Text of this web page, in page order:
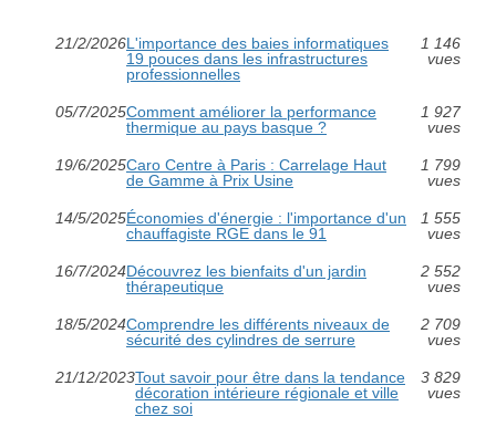
21/2/2026L'importance des baies informatiques
19 pouces dans les infrastructures
professionnelles
1 146
vues
05/7/2025Comment améliorer la performance
thermique au pays basque ?
1 927
vues
19/6/2025Caro Centre à Paris : Carrelage Haut
de Gamme à Prix Usine
1 799
vues
14/5/2025Économies d'énergie : l'importance d'un
chauffagiste RGE dans le 91
1 555
vues
16/7/2024Découvrez les bienfaits d'un jardin
thérapeutique
2 552
vues
18/5/2024Comprendre les différents niveaux de
sécurité des cylindres de serrure
2 709
vues
21/12/2023Tout savoir pour être dans la tendance
décoration intérieure régionale et ville
chez soi
3 829
vues